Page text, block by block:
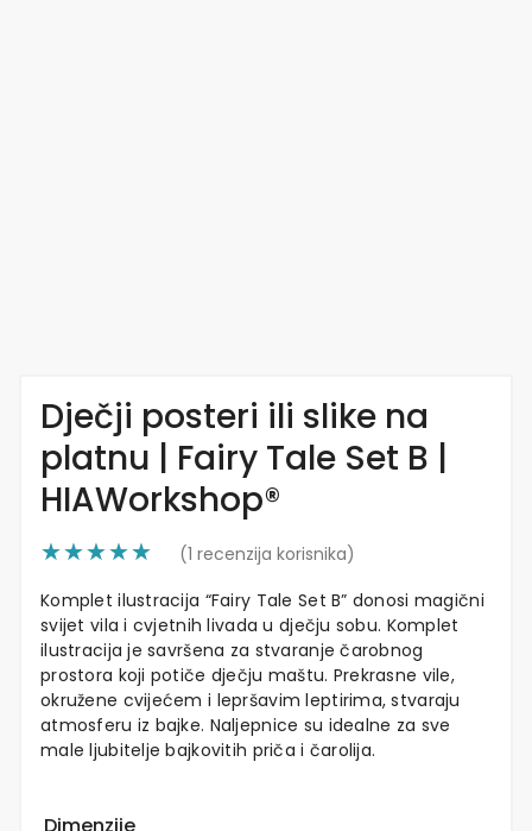
Dječji posteri ili slike na
platnu | Fairy Tale Set B |
HIAWorkshop®
(1 recenzija korisnika)
Komplet ilustracija “Fairy Tale Set B” donosi magični
svijet vila i cvjetnih livada u dječju sobu. Komplet
ilustracija je savršena za stvaranje čarobnog
prostora koji potiče dječju maštu. Prekrasne vile,
okružene cvijećem i lepršavim leptirima, stvaraju
atmosferu iz bajke. Naljepnice su idealne za sve
male ljubitelje bajkovitih priča i čarolija.